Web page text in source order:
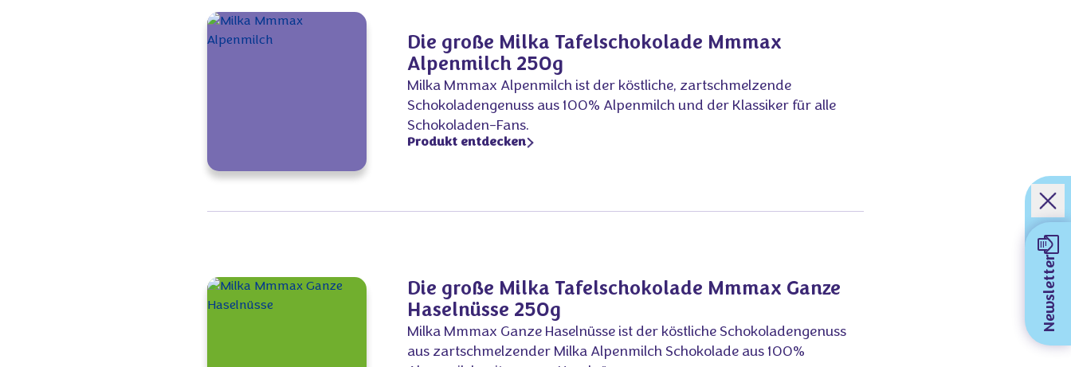
Newsletter
Die große Milka Tafelschokolade Mmmax
Alpenmilch 250g
Milka Mmmax Alpenmilch ist der köstliche, zartschmelzende
Schokoladengenuss aus 100% Alpenmilch und der Klassiker für alle
Schokoladen-Fans.
Produkt entdecken
Die große Milka Tafelschokolade Mmmax Ganze
Haselnüsse 250g
Milka Mmmax Ganze Haselnüsse ist der köstliche Schokoladengenuss
aus zartschmelzender Milka Alpenmilch Schokolade aus 100%